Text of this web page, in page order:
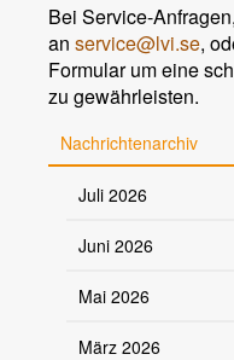
Bei Service-
an service@lvi.se,
Formular um eine
zu gewährleisten.
Nachrichtenarchiv
Juli 2026
Juni 2026
Mai 2026
März 2026